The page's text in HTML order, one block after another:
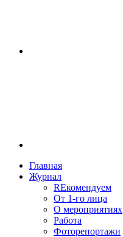
Главная
Журнал
REкомендуем
От 1-го лица
О мероприятиях
Работа
Фоторепортажи